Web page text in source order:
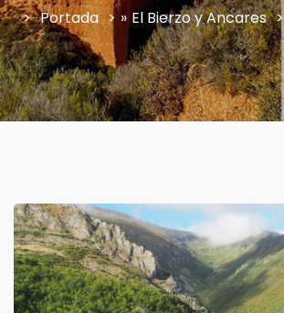
Portada » El Bierzo y Ancares